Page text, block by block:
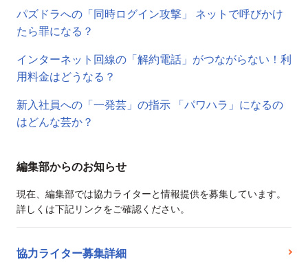
パズドラへの「同時ログイン攻撃」 ネットで呼びかけ
たら罪になる？
インターネット回線の「解約電話」がつながらない！利
用料金はどうなる？
新入社員への「一発芸」の指示 「パワハラ」になるの
はどんな芸か？
編集部からのお知らせ
現在、編集部では協力ライターと情報提供を募集しています。
詳しくは下記リンクをご確認ください。
協力ライター募集詳細